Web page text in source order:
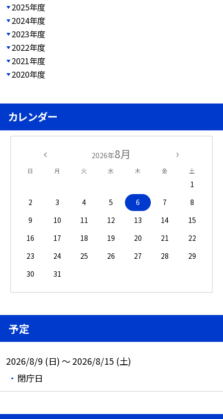
2025年度
2024年度
2023年度
2022年度
2021年度
2020年度
カレンダー
2026年8月
日 月 火 水 木 金 土
1
2
3 4 5 6 7
8
9
10 11 12 13 14
15
16
17 18 19 20 21
22
23
24 25 26 27 28
29
30
31
予定
2026/8/9 (日) ～ 2026/8/15 (土)
閉庁日